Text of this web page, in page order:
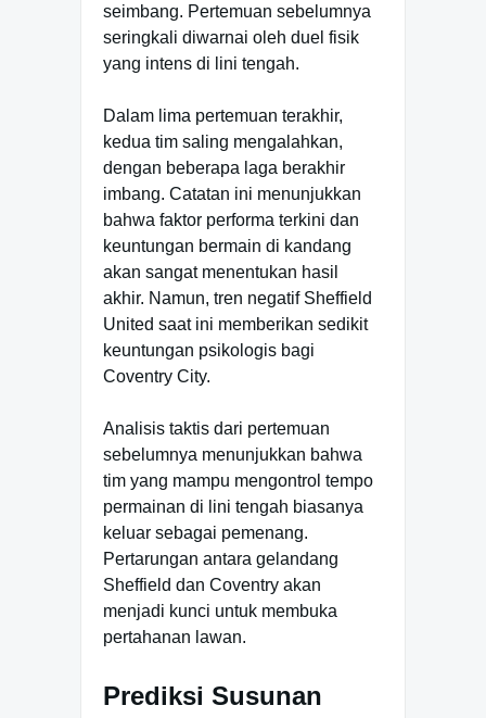
seimbang. Pertemuan sebelumnya
seringkali diwarnai oleh duel fisik
yang intens di lini tengah.
Dalam lima pertemuan terakhir,
kedua tim saling mengalahkan,
dengan beberapa laga berakhir
imbang. Catatan ini menunjukkan
bahwa faktor performa terkini dan
keuntungan bermain di kandang
akan sangat menentukan hasil
akhir. Namun, tren negatif Sheffield
United saat ini memberikan sedikit
keuntungan psikologis bagi
Coventry City.
Analisis taktis dari pertemuan
sebelumnya menunjukkan bahwa
tim yang mampu mengontrol tempo
permainan di lini tengah biasanya
keluar sebagai pemenang.
Pertarungan antara gelandang
Sheffield dan Coventry akan
menjadi kunci untuk membuka
pertahanan lawan.
Prediksi Susunan